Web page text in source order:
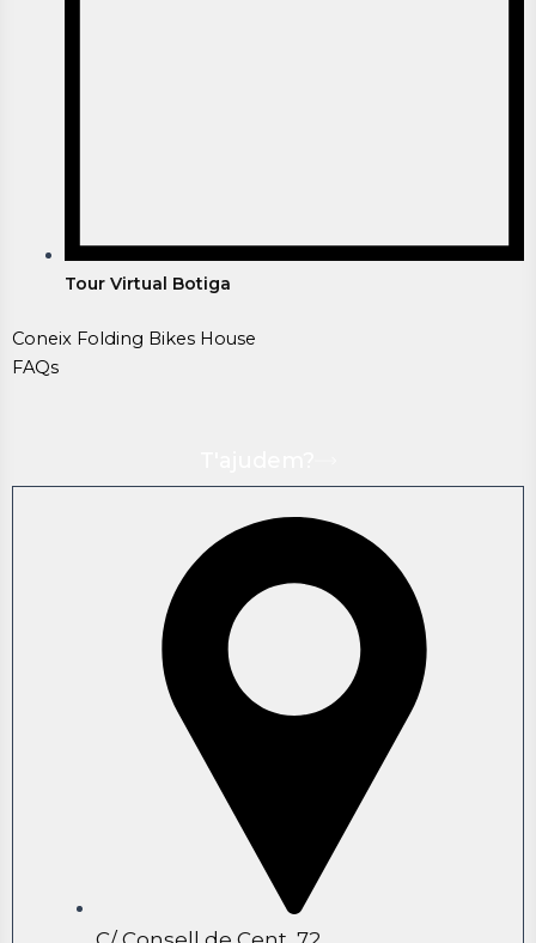
Tour Virtual Botiga
Coneix Folding Bikes House
FAQs